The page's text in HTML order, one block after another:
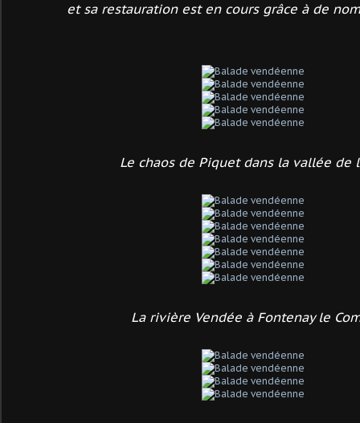
et sa restauration est en cours grâce à de
Le chaos de Piquet dans la vallée de
La rivière Vendée à Fontenay le